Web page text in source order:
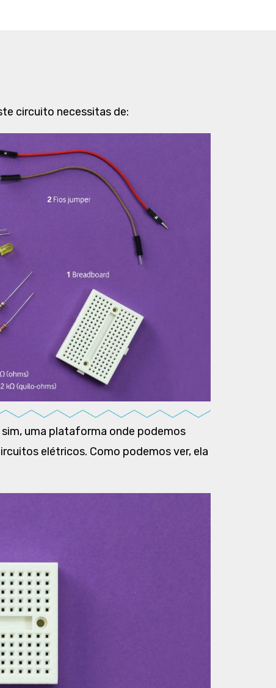
circuito necessitas de:
uma plataforma onde podemos
elétricos. Como podemos ver, ela